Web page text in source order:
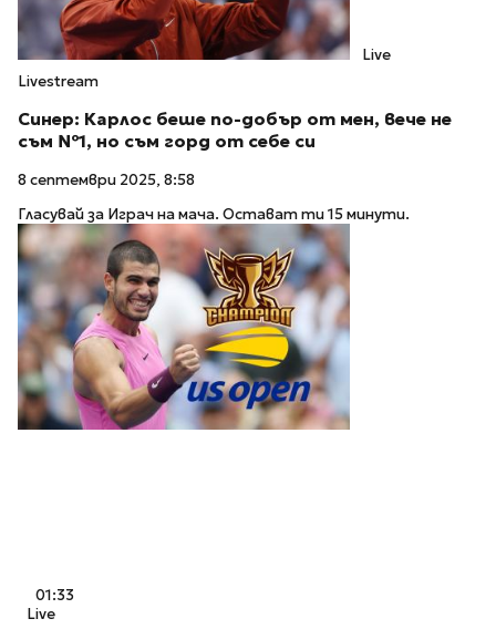
Live
Livestream
Синер: Карлос беше по-добър от мен, вече не
съм №1, но съм горд от себе си
8 септември 2025, 8:58
Гласувай за Играч на мача. Остават ти 15 минути.
01:33
Live